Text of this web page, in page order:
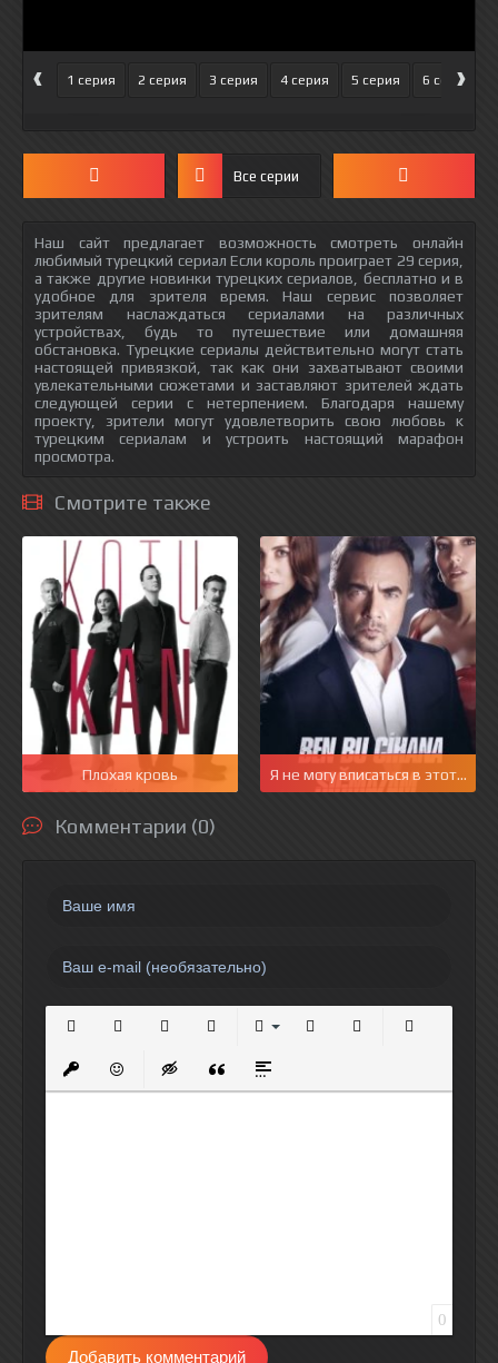
‹ 1 серия 2 серия 3 серия 4 серия 5 серия 6 серия
›
Все серии
Наш сайт предлагает возможность смотреть онлайн
любимый турецкий сериал Если король проиграет 29 серия,
а также другие новинки турецких сериалов, бесплатно и в
удобное для зрителя время. Наш сервис позволяет
зрителям наслаждаться сериалами на различных
устройствах, будь то путешествие или домашняя
обстановка. Турецкие сериалы действительно могут стать
настоящей привязкой, так как они захватывают своими
увлекательными сюжетами и заставляют зрителей ждать
следующей серии с нетерпением. Благодаря нашему
проекту, зрители могут удовлетворить свою любовь к
турецким сериалам и устроить настоящий марафон
просмотра.
Смотрите также
Плохая кровь Я не могу вписаться в этот мир
Комментарии (0)
Вставить защищенную ссылку
Вставить смайлик
Вставка скрытого текста
Вставка цитаты
Вставка спойлера
0
Добавить комментарий